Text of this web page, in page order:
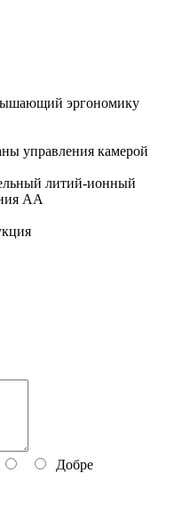
эргономику
управления камерой
литий-ионный
АА
Добре